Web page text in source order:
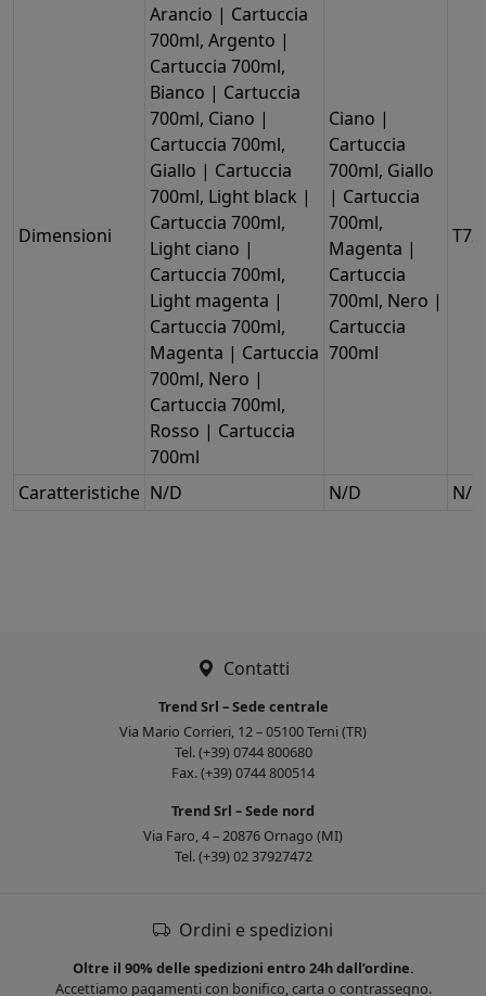
Dimensioni
Arancio | Cartuccia
700ml, Argento |
Cartuccia 700ml,
Bianco | Cartuccia
700ml, Ciano |
Cartuccia 700ml,
Giallo | Cartuccia
700ml, Light black |
Cartuccia 700ml,
Light ciano |
Cartuccia 700ml,
Light magenta |
Cartuccia 700ml,
Magenta | Cartuccia
700ml, Nero |
Cartuccia 700ml,
Rosso | Cartuccia
700ml
Ciano |
Cartuccia
700ml, Giallo
| Cartuccia
700ml,
Magenta |
Cartuccia
700ml, Nero |
Cartuccia
700ml
Caratteristiche N/D N/D N/D
Contatti
Trend Srl – Sede centrale
Via Mario Corrieri, 12 – 05100 Terni (TR)
Tel. (+39) 0744 800680
Fax. (+39) 0744 800514
Trend Srl – Sede nord
Via Faro, 4 – 20876 Ornago (MI)
Tel. (+39) 02 37927472
Ordini e spedizioni
Oltre il 90% delle spedizioni entro 24h dall’ordine.
Accettiamo pagamenti con bonifico, carta o contrassegno.